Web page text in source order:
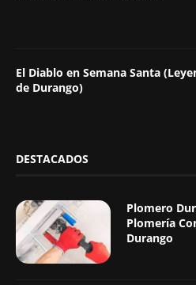
El Diablo en Semana Santa
de Durango)
DESTACADOS
Plomero
Plomería
Durango